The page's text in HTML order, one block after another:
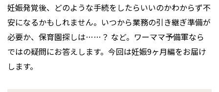
妊娠発覚後、どのような手続をしたらいいのかわからず不
安になるかもしれません。いつから業務の引き継ぎ準備が
必要か、保育園探しは……？ など。ワーママ予備軍なら
ではの疑問にお答えします。今回は妊娠9ヶ月編をお届け
します。